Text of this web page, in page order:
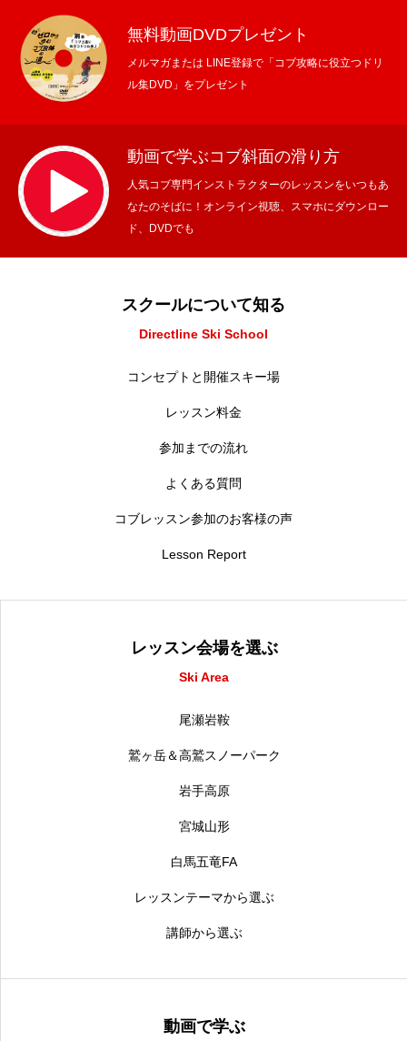
無料動画DVDプレゼント
メルマガまたは LINE登録で「コブ攻略に役立つドリ
ル集DVD」をプレゼント
動画で学ぶコブ斜面の滑り方
人気コブ専門インストラクターのレッスンをいつもあ
なたのそばに！オンライン視聴、スマホにダウンロー
ド、DVDでも
スクールについて知る
Directline Ski School
コンセプトと開催スキー場
レッスン料金
参加までの流れ
よくある質問
コブレッスン参加のお客様の声
Lesson Report
レッスン会場を選ぶ
Ski Area
尾瀬岩鞍
鷲ヶ岳＆高鷲スノーパーク
岩手高原
宮城山形
白馬五竜FA
レッスンテーマから選ぶ
講師から選ぶ
動画で学ぶ